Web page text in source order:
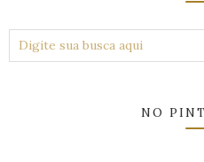
NO